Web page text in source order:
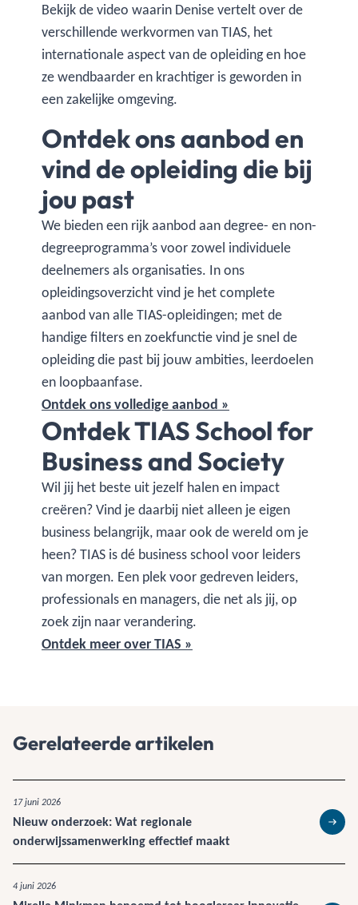
Bekijk de video waarin Denise vertelt over de
verschillende werkvormen van TIAS, het
internationale aspect van de opleiding en hoe
ze wendbaarder en krachtiger is geworden in
een zakelijke omgeving.
Ontdek ons aanbod en
vind de opleiding die bij
jou past
We bieden een rijk aanbod aan degree- en non-
degreeprogramma’s voor zowel individuele
deelnemers als organisaties. In ons
opleidingsoverzichtvind je het complete
aanbod van alle TIAS-opleidingen; met de
handige filters en zoekfunctie vind je snel de
opleiding die past bij jouw ambities, leerdoelen
en loopbaanfase.
Ontdek ons volledige aanbod »
Ontdek TIAS School for
Business and Society
Wil jij het beste uit jezelf halen en impact
creëren? Vind je daarbij niet alleen je eigen
business belangrijk, maar ook de wereld om je
heen? TIAS is dé business school voor leiders
van morgen. Een plek voor gedreven leiders,
professionals en managers, die net als jij, op
zoek zijn naar verandering.
Ontdek meer over TIAS »
Gerelateerde artikelen
17 juni 2026
Nieuw onderzoek: Wat regionale
onderwijssamenwerking effectief maakt
Lees
4 juni 2026